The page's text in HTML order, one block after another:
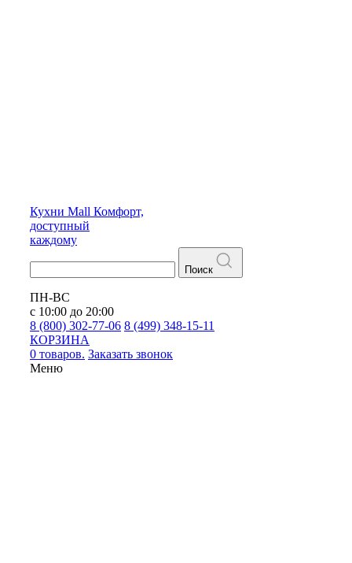
Кухни Mall Комфорт,
доступный
каждому
Поиск
ПН-ВС
с 10:00 до 20:00
8 (800) 302-77-06 8 (499) 348-15-11
КОРЗИНА
0 товаров. Заказать звонок
Меню